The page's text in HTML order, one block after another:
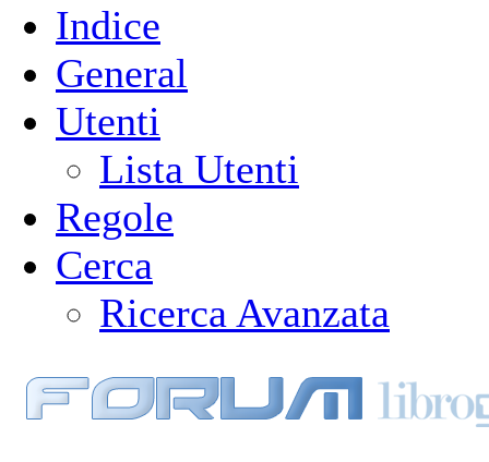
Indice
General
Utenti
Lista Utenti
Regole
Cerca
Ricerca Avanzata